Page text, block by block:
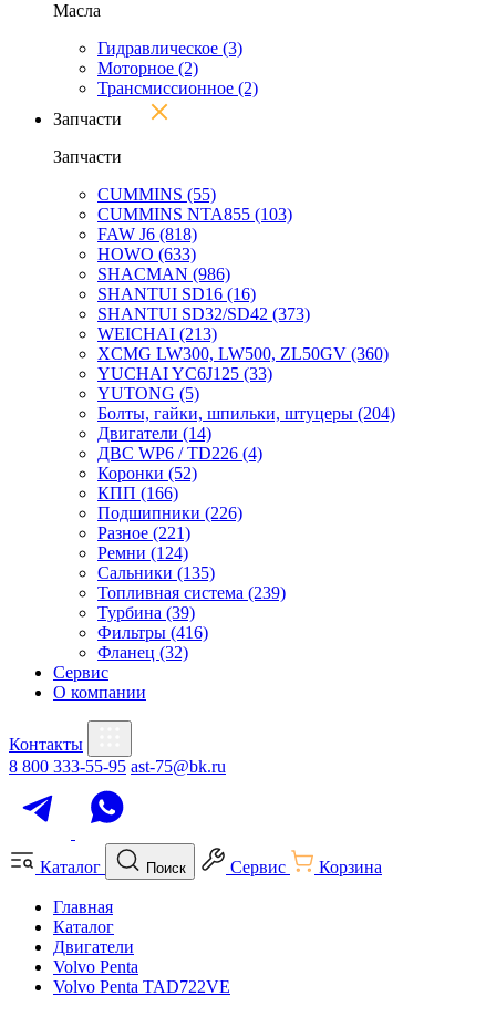
Масла
Гидравлическое (3)
Моторное (2)
Трансмиссионное (2)
Запчасти
Запчасти
CUMMINS (55)
CUMMINS NTA855 (103)
FAW J6 (818)
HOWO (633)
SHACMAN (986)
SHANTUI SD16 (16)
SHANTUI SD32/SD42 (373)
WEICHAI (213)
XCMG LW300, LW500, ZL50GV (360)
YUCHAI YC6J125 (33)
YUTONG (5)
Болты, гайки, шпильки, штуцеры (204)
Двигатели (14)
ДВС WP6 / TD226 (4)
Коронки (52)
КПП (166)
Подшипники (226)
Разное (221)
Ремни (124)
Сальники (135)
Топливная система (239)
Турбина (39)
Фильтры (416)
Фланец (32)
Сервис
О компании
Контакты
8 800 333-55-95 ast-75@bk.ru
Каталог Поиск Сервис Корзина
Главная
Каталог
Двигатели
Volvo Penta
Volvo Penta TAD722VE